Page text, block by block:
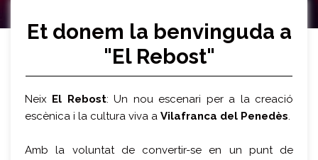
Et donem la benvinguda a
"El Rebost"
Neix El Rebost: Un nou escenari per a la creació
escènica i la cultura viva a Vilafranca del Penedès.
Amb la voluntat de convertir-se en un punt de